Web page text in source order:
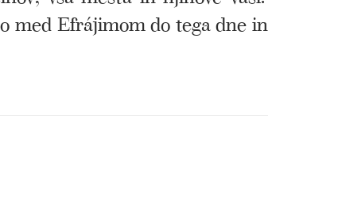
med Efrájimom do tega dne in